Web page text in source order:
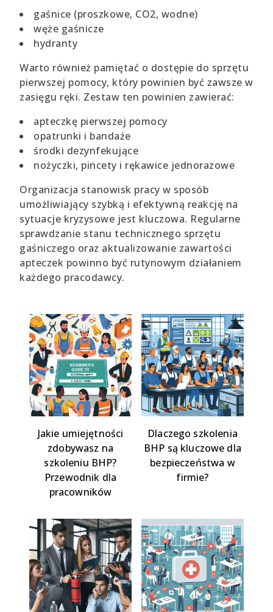
gaśnice (proszkowe, CO2, wodne)
węże gaśnicze
hydranty
Warto również pamiętać o dostępie do sprzętu
pierwszej pomocy, który powinien być zawsze w
zasięgu ręki. Zestaw ten powinien zawierać:
apteczkę pierwszej pomocy
opatrunki i bandaże
środki dezynfekujące
nożyczki, pincety i rękawice jednorazowe
Organizacja stanowisk pracy w sposób
umożliwiający szybką i efektywną reakcję na
sytuacje kryzysowe jest kluczowa. Regularne
sprawdzanie stanu technicznego sprzętu
gaśniczego oraz aktualizowanie zawartości
apteczek powinno być rutynowym działaniem
każdego pracodawcy.
Jakie umiejętności
zdobywasz na
szkoleniu BHP?
Przewodnik dla
pracowników
Dlaczego szkolenia
BHP są kluczowe dla
bezpieczeństwa w
firmie?